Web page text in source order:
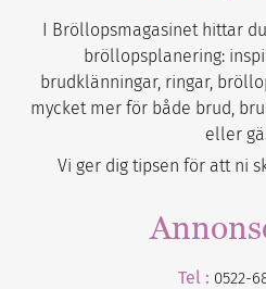
I Bröllopsmagasinet hittar
bröllopsplanering:
brudklänningar, ringar,
mycket mer för både brud,
eller
Vi ger dig tipsen för att ni
Tel : 0522-